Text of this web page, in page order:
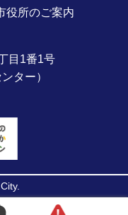
目1番1号
ター）
役所のご案内